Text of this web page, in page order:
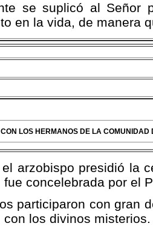
se suplicó al Señor
en la vida, de manera
LOS HERMANOS DE LA
el arzobispo presidió la
concelebrada por el
participaron con gran
con los divinos misterios.